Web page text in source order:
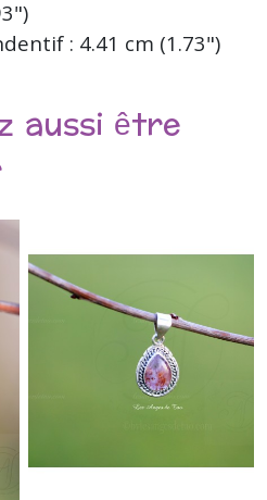
: 4.41 cm (1.73")
aussi être